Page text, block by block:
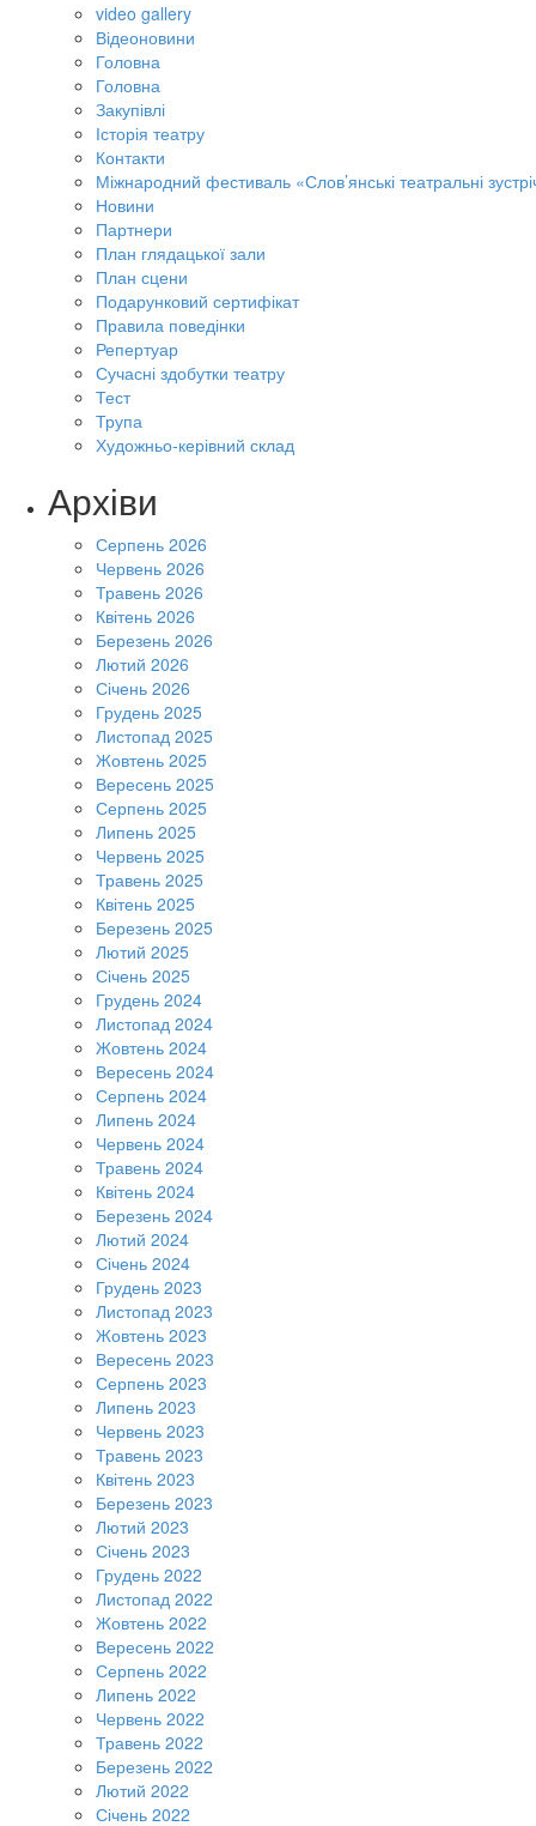
video gallery
Відеоновини
Головна
Головна
Закупівлі
Історія театру
Контакти
Міжнародний фестиваль «Слов’янські театральні
Новини
Партнери
План глядацької зали
План сцени
Подарунковий сертифікат
Правила поведінки
Репертуар
Сучасні здобутки театру
Тест
Трупа
Художньо-керівний склад
Архіви
Серпень 2026
Червень 2026
Травень 2026
Квітень 2026
Березень 2026
Лютий 2026
Січень 2026
Грудень 2025
Листопад 2025
Жовтень 2025
Вересень 2025
Серпень 2025
Липень 2025
Червень 2025
Травень 2025
Квітень 2025
Березень 2025
Лютий 2025
Січень 2025
Грудень 2024
Листопад 2024
Жовтень 2024
Вересень 2024
Серпень 2024
Липень 2024
Червень 2024
Травень 2024
Квітень 2024
Березень 2024
Лютий 2024
Січень 2024
Грудень 2023
Листопад 2023
Жовтень 2023
Вересень 2023
Серпень 2023
Липень 2023
Червень 2023
Травень 2023
Квітень 2023
Березень 2023
Лютий 2023
Січень 2023
Грудень 2022
Листопад 2022
Жовтень 2022
Вересень 2022
Серпень 2022
Липень 2022
Червень 2022
Травень 2022
Березень 2022
Лютий 2022
Січень 2022